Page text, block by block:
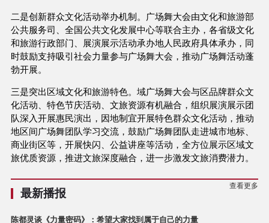
二是创新群众文化活动举办机制。广场舞大会由文化和旅游部
公共服务司、全国公共文化发展中心等联合主办，各省级文化
和旅游行政部门、展演展示活动承办地人民政府具体承办，同
时鼓励支持吸引社会力量参与广场舞大会，推动广场舞活动蓬
勃开展。
三是突出区域文化和旅游特色。域广场舞大会与区品牌群众文
化活动、特色节庆活动、文旅资源有机融合，组织展演展示团
队深入开展惠民演出，因地制宜开展特色群众文化活动，推动
地区间广场舞团队学习交流，鼓励广场舞团队走进城市地标、
商业街区等，开展快闪、公益讲座等活动，全方位展示区域文
旅优质资源，推进文旅深度融合，进一步激发文旅消费潜力。
最新播报
查看更多
陈都灵谈《力量密码》：希望大家找到属于自己的力量